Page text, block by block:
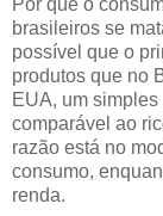
Por que o
brasileiros se
possível que o
produtos que no
EUA, um
comparável ao
razão está no
consumo,
renda.